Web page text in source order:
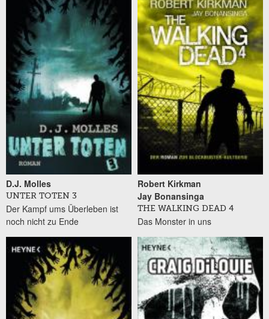
D.J. Molles
UNTER TOTEN 3
Der Kampf ums Überleben ist
noch nicht zu Ende
Robert Kirkman
Jay Bonansinga
THE WALKING DEAD 4
Das Monster in uns